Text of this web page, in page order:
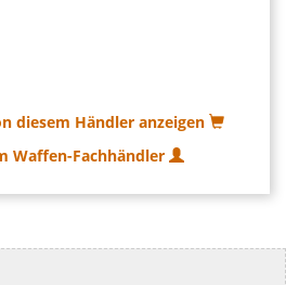
diesem Händler anzeigen
Waffen-Fachhändler